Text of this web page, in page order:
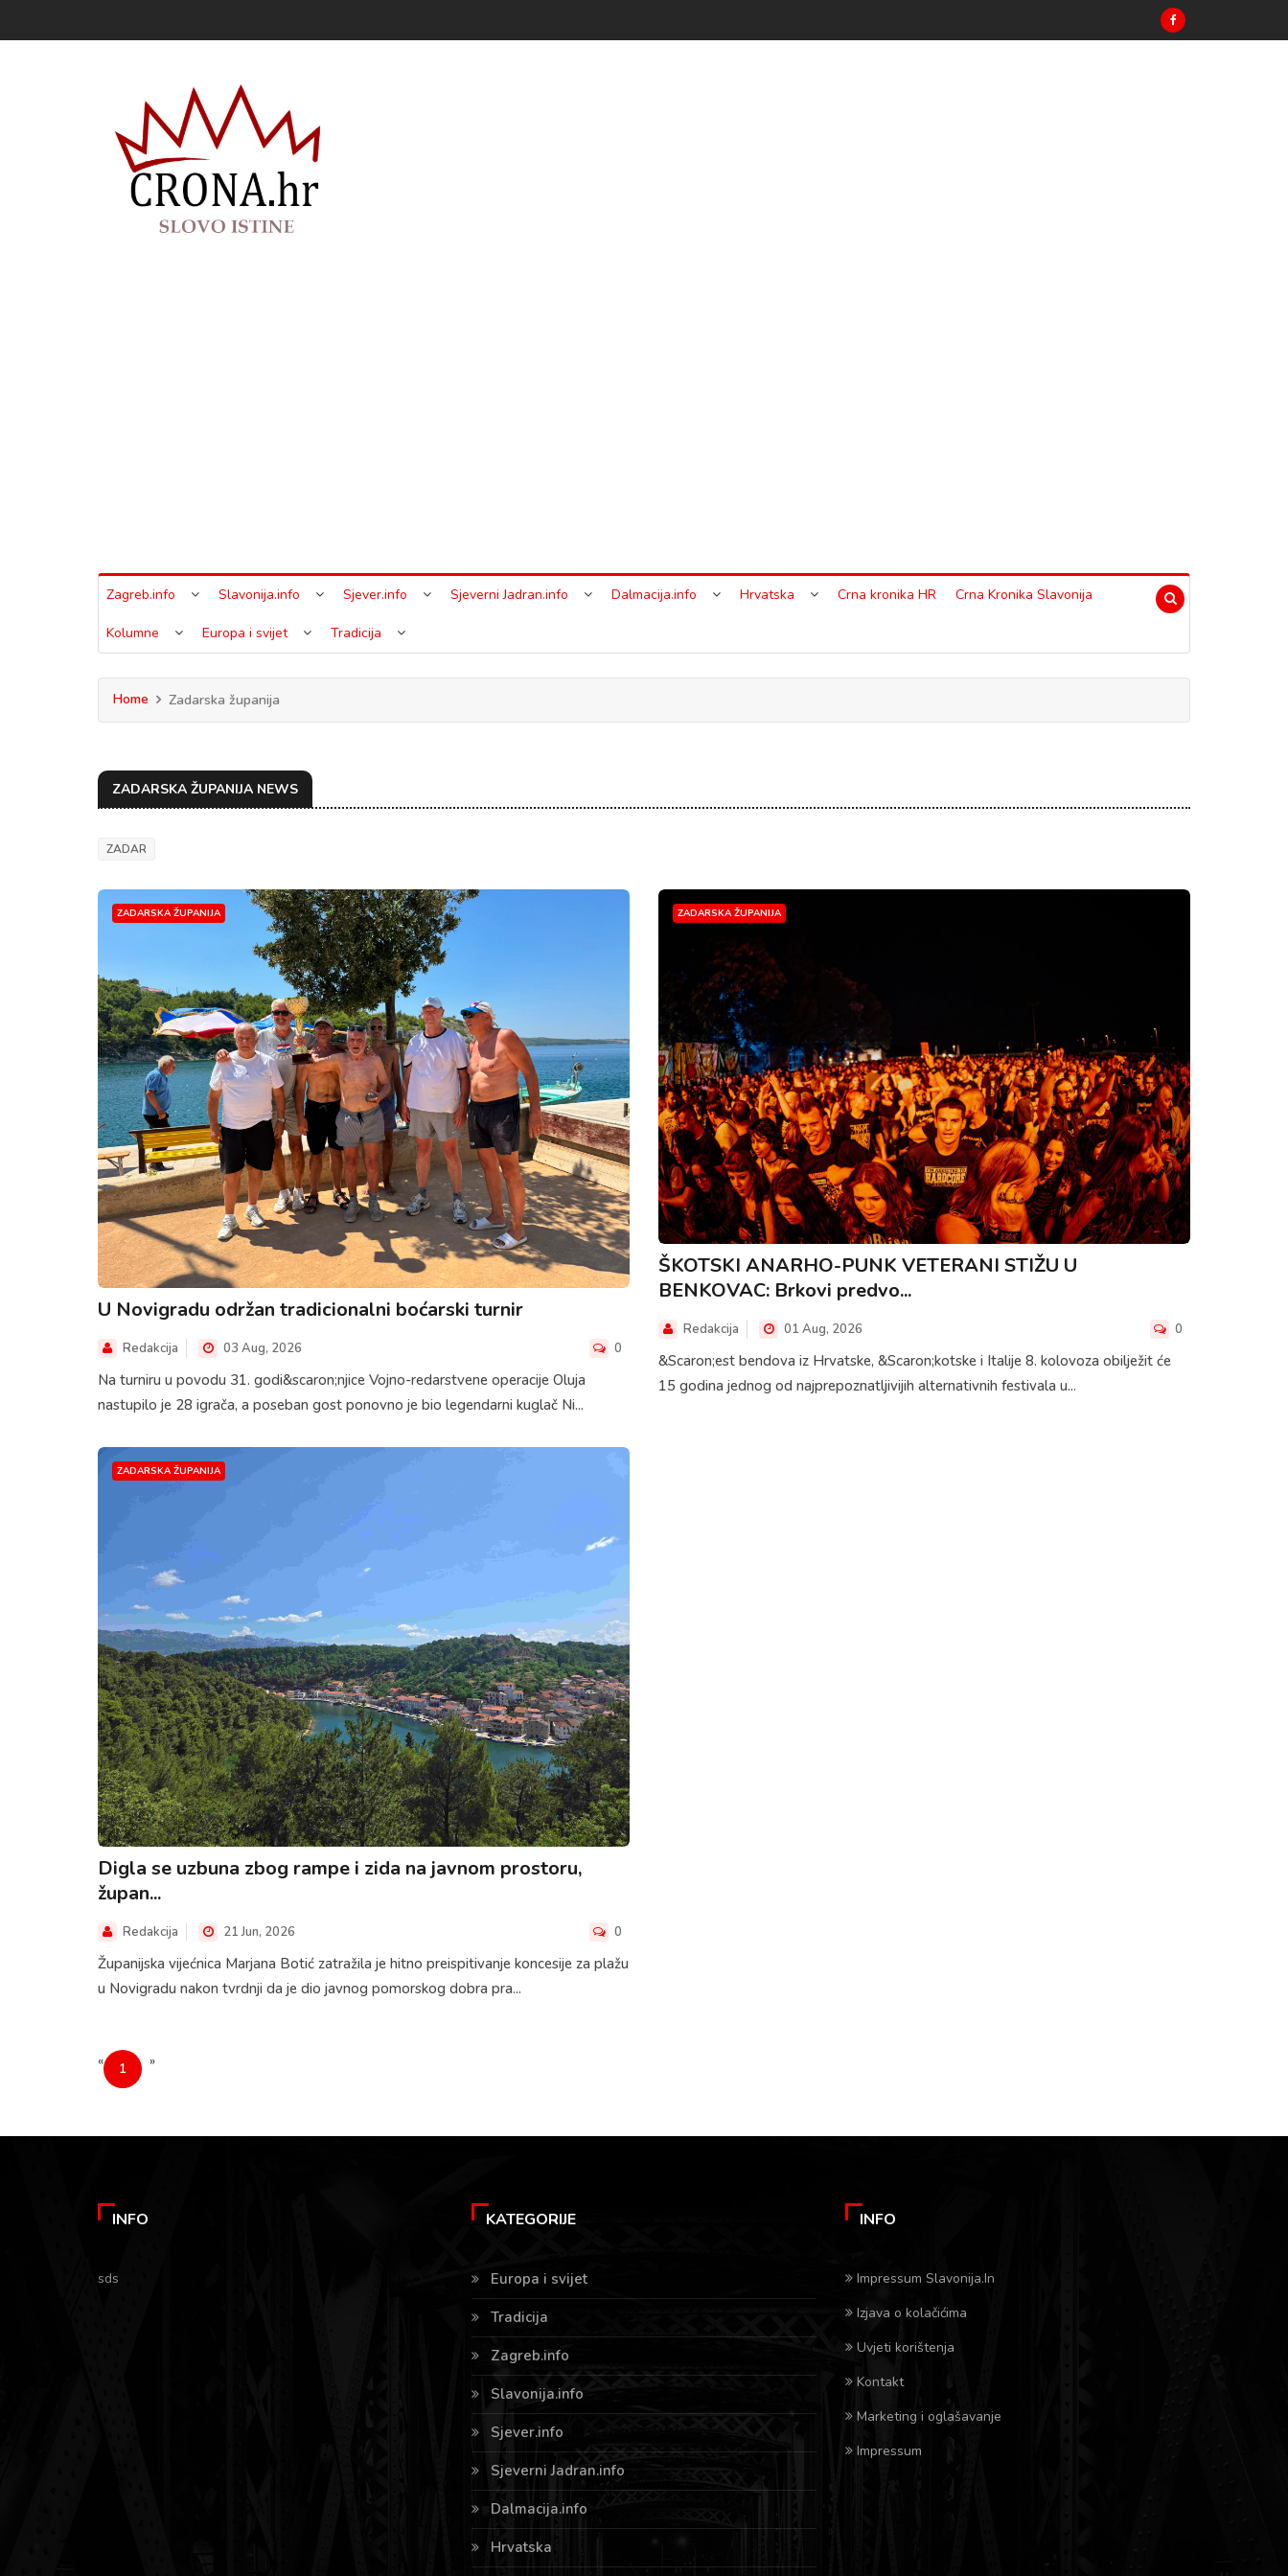
Zagreb.info Slavonija.info Sjever.info Sjeverni Jadran.info Dalmacija.info Hrvatska Crna kronika HR Crna Kronika Slavonija
Kolumne Europa i svijet Tradicija
Home Zadarska županija
ZADARSKA ŽUPANIJA NEWS
ZADAR
ZADARSKA ŽUPANIJA
U Novigradu održan tradicionalni boćarski turnir
Redakcija 03 Aug, 2026 0
Na turniru u povodu 31. godi&scaron;njice Vojno-redarstvene operacije Oluja
nastupilo je 28 igrača, a poseban gost ponovno je bio legendarni kuglač Ni...
ZADARSKA ŽUPANIJA
ŠKOTSKI ANARHO-PUNK VETERANI STIŽU U
BENKOVAC: Brkovi predvo...
Redakcija 01 Aug, 2026 0
&Scaron;est bendova iz Hrvatske, &Scaron;kotske i Italije 8. kolovoza obilježit će
15 godina jednog od najprepoznatljivijih alternativnih festivala u...
ZADARSKA ŽUPANIJA
Digla se uzbuna zbog rampe i zida na javnom prostoru,
župan...
Redakcija 21 Jun, 2026 0
Županijska vijećnica Marjana Botić zatražila je hitno preispitivanje koncesije za plažu
u Novigradu nakon tvrdnji da je dio javnog pomorskog dobra pra...
« 1 »
INFO
sds
KATEGORIJE
Europa i svijet
Tradicija
Zagreb.info
Slavonija.info
Sjever.info
Sjeverni Jadran.info
Dalmacija.info
Hrvatska
INFO
Impressum Slavonija.In
Izjava o kolačićima
Uvjeti korištenja
Kontakt
Marketing i oglašavanje
Impressum